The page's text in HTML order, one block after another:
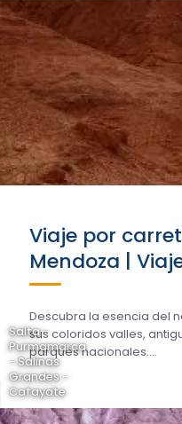
Viaje por
Mendoza |
Descubra la esencia del
sus coloridos valles,
parques nacionales....
Salta -
Purmamarca
- Salinas
Grandes -
Cafayate